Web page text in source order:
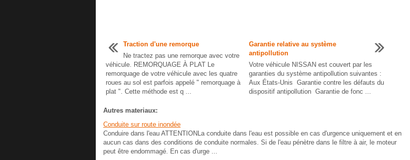
Traction d'une remorque
Ne tractez pas une remorque avec votre
véhicule. REMORQUAGE À PLAT Le
remorquage de votre véhicule avec les quatre
roues au sol est parfois appelé " remorquage à
plat ". Cette méthode est q ...
Garantie relative au système
antipollution
Votre véhicule NISSAN est couvert par les
garanties du système antipollution suivantes :
Aux États-Unis Garantie contre les défauts du
dispositif antipollution Garantie de fonc ...
Autres materiaux:
Conduite sur route inondée
Conduire dans l'eau ATTENTIONLa conduite dans l'eau est possible en cas d'urgence uniquement et en
aucun cas dans des conditions de conduite normales. Si de l'eau pénètre dans le filtre à air, le moteur
peut être endommagé. En cas d'urge ...